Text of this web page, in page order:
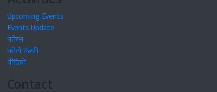
Upcoming Events
Events Update
फोरम
फोटो गैलरी
वीडियो
Contact